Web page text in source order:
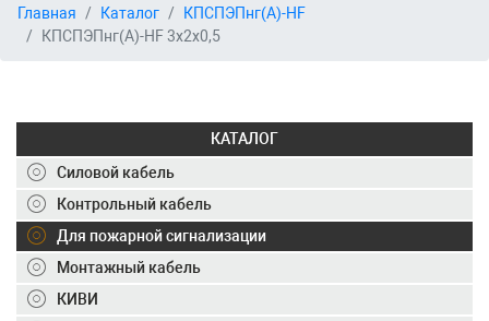
Главная
Склад
ОКЛ
Вакансии
Контакты
+7 (495) 150-40-20
Главная Каталог
КПСПЭПнг(А)-HF
КПСПЭПнг(А)-HF 3х2х0,5
КАТАЛОГ
Силовой кабель
Контрольный кабель
Для пожарной сигнализации
Монтажный кабель
КИВИ